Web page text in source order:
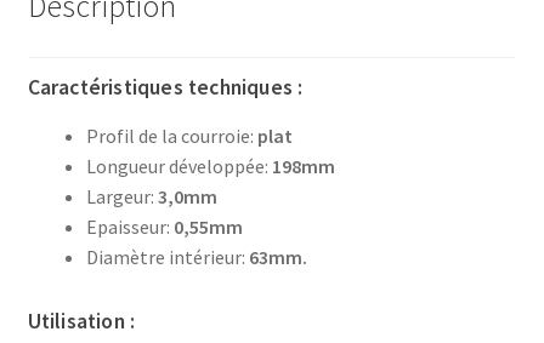
Caractéristiques techniques :
Profil de la courroie: plat
Longueur développée: 198mm
Largeur: 3,0mm
Epaisseur: 0,55mm
Diamètre intérieur: 63mm.
Utilisation :